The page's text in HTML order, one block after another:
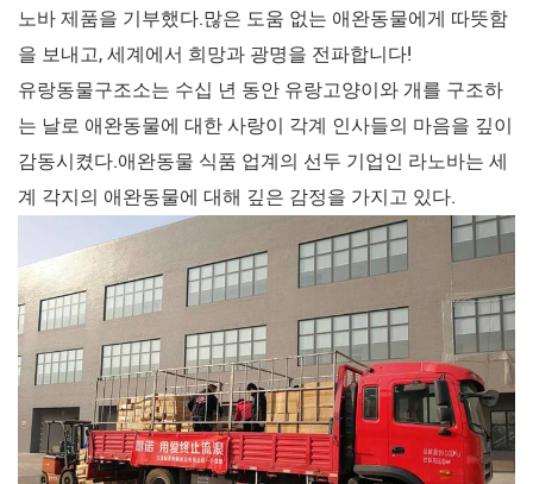
노바 제품을 기부했다.많은 도움 없는 애완동물에게 따뜻함
을 보내고, 세계에서 희망과 광명을 전파합니다!
유랑동물구조소는 수십 년 동안 유랑고양이와 개를 구조하
는 날로 애완동물에 대한 사랑이 각계 인사들의 마음을 깊이
감동시켰다.애완동물 식품 업계의 선두 기업인 라노바는 세
계 각지의 애완동물에 대해 깊은 감정을 가지고 있다.